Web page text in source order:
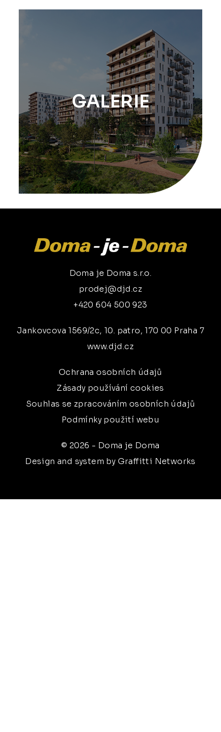
GALERIE
Doma je Doma s.r.o.
prodej@djd.cz
+420 604 500 923
Jankovcova 1569/2c, 10. patro, 170 00 Praha 7
www.djd.cz
Ochrana osobních údajů
Zásady používání cookies
Souhlas se zpracováním osobních údajů
Podmínky použití webu
© 2026 - Doma je Doma
Design and system by Graffitti Networks